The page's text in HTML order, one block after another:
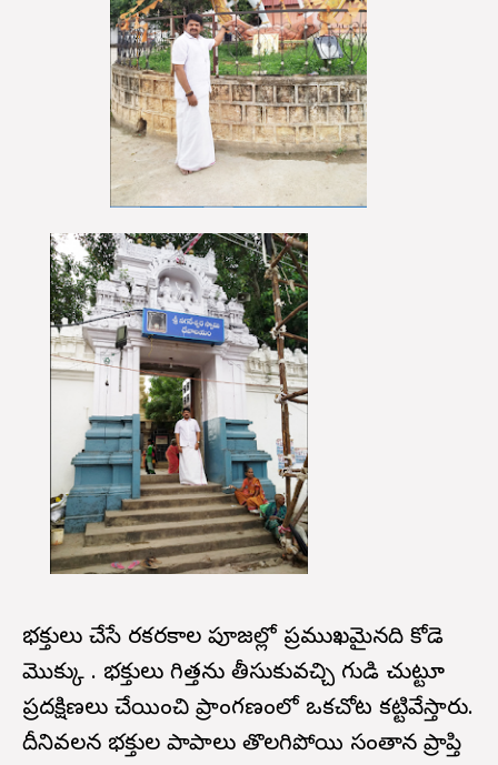
భక్తులు చేసే రకరకాల పూజల్లో ప్రముఖమైనది కోడె
మొక్కు . భక్తులు గిత్తను తీసుకువచ్చి గుడి చుట్టూ
ప్రదక్షిణలు చేయించి ప్రాంగణంలో ఒకచోట కట్టివేస్తారు.
దీనివలన భక్తుల పాపాలు తొలగిపోయి సంతాన ప్రాప్తి